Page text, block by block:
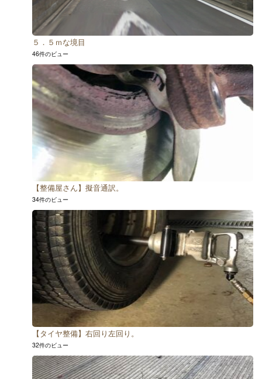
５．５ｍな境目
46件のビュー
【整備屋さん】擬音通訳。
34件のビュー
【タイヤ整備】右回り左回り。
32件のビュー